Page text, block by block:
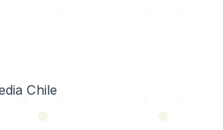
Chile